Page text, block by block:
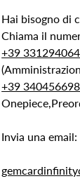
Hai bisogno di
Chiama il
+39
+39
Invia una email: